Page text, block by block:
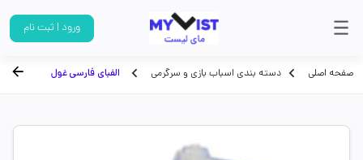
ورود | ثبت نام
صفحه اصلی دسته بندی اسباب بازی و سرگرمی الفبای فارسی غول